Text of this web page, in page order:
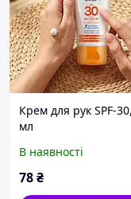
Крем для рук SPF-
мл
В наявності
78₴